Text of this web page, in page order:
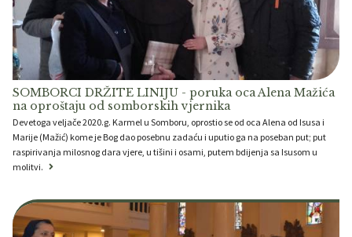
SOMBORCI DRŽITE LINIJU - poruka oca Alena Mažića
na oproštaju od somborskih vjernika
Devetoga veljače 2020.g. Karmel u Somboru, oprostio se od oca Alena od Isusa i
Marije (Mažić) kome je Bog dao posebnu zadaću i uputio ga na poseban put; put
raspirivanja milosnog dara vjere, u tišini i osami, putem bdijenja sa Isusom u
molitvi.